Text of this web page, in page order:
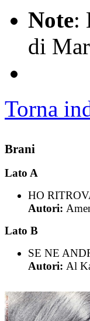
Note:
di
Torna
Brani
Lato A
HO
Autori:
Lato B
SE NE
Autori: Al